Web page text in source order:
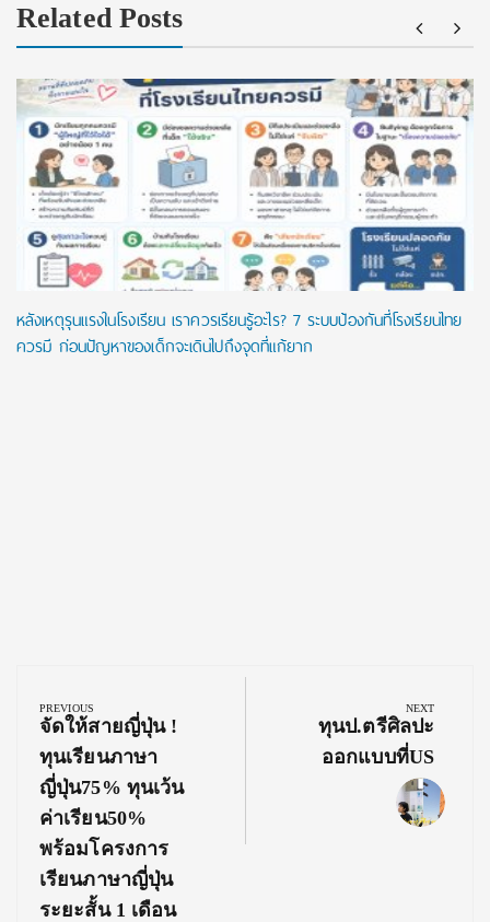
Related Posts
หลังเหตุรุนแรงในโรงเรียน เราควรเรียนรู้อะไร? 7 ระบบป้องกันที่โรงเรียนไทย
ควรมี ก่อนปัญหาของเด็กจะเดินไปถึงจุดที่แก้ยาก
navigation
PREVIOUS
Previous
Post:
จัดให้สายญี่ปุ่น !
ทุนเรียนภาษา
ญี่ปุ่น75% ทุนเว้น
ค่าเรียน50%
พร้อมโครงการ
เรียนภาษาญี่ปุ่น
ระยะสั้น 1 เดือน
NEXT
Next
Post:
ทุนป.ตรีศิลปะ
ออกแบบที่US